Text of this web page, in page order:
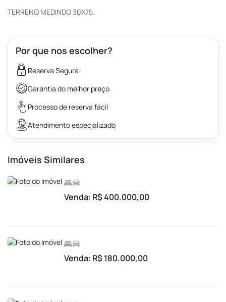
TERRENO MEDINDO 30X75.
Por que nos escolher?
Reserva Segura
Garantia do melhor preço
Processo de reserva fácil
Atendimento especializado
Imóveis Similares
Venda: R$ 400.000,00
Venda: R$ 180.000,00